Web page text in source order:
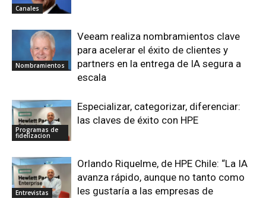
Canales
Nombramientos
Veeam realiza nombramientos clave
para acelerar el éxito de clientes y
partners en la entrega de IA segura a
escala
Programas de
fidelizacion
Especializar, categorizar, diferenciar:
las claves de éxito con HPE
Entrevistas
Orlando Riquelme, de HPE Chile: “La IA
avanza rápido, aunque no tanto como
les gustaría a las empresas de